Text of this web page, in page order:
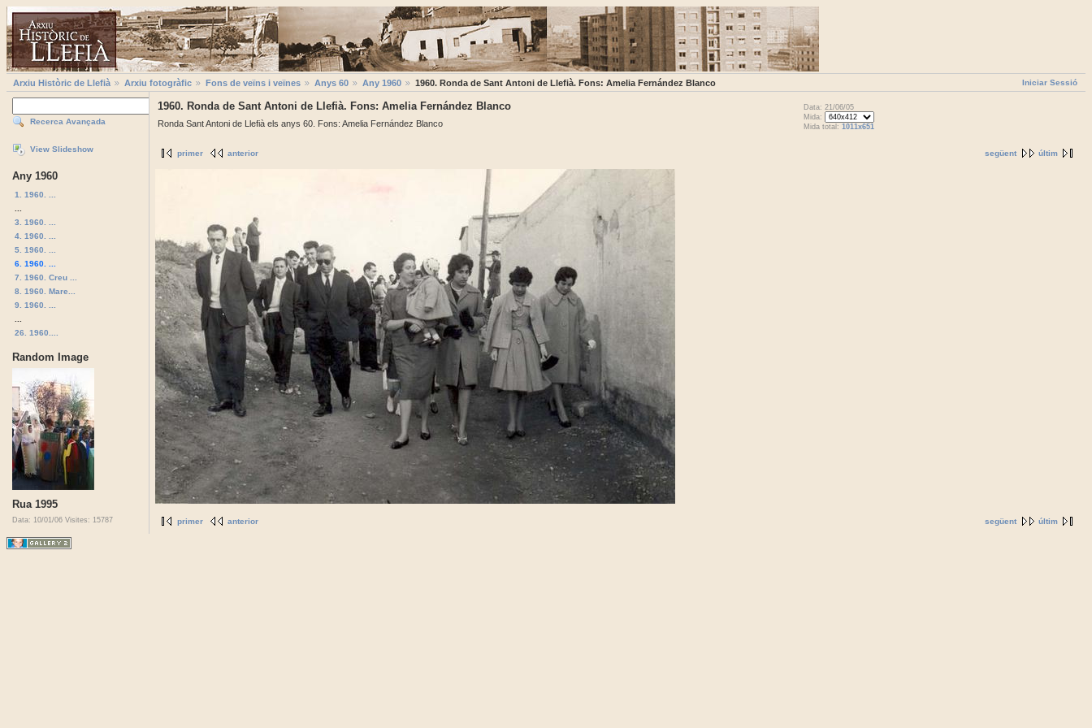
Iniciar Sessió
Arxiu Històric de Llefià Arxiu fotogràfic Fons de veïns i veïnes Anys 60 Any 1960 1960. Ronda de Sant Antoni de Llefià. Fons: Amelia Fernández Blanco
Recerca Avançada
View Slideshow
Any 1960
1. 1960. ...
3. 1960. ...
4. 1960. ...
5. 1960. ...
6. 1960. ...
7. 1960. Creu ...
8. 1960. Mare...
9. 1960. ...
26. 1960....
Random Image
Rua 1995
Data: 10/01/06 Visites: 15787
1960. Ronda de Sant Antoni de Llefià. Fons: Amelia Fernández Blanco
Ronda Sant Antoni de Llefià els anys 60. Fons: Amelia Fernández Blanco
Data: 21/06/05
Mida:
Mida total: 1011x651
següent últim
primer anterior
següent últim
primer anterior